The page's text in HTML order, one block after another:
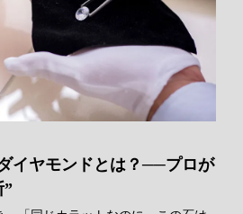
イヤモンドとは？──プロが
”